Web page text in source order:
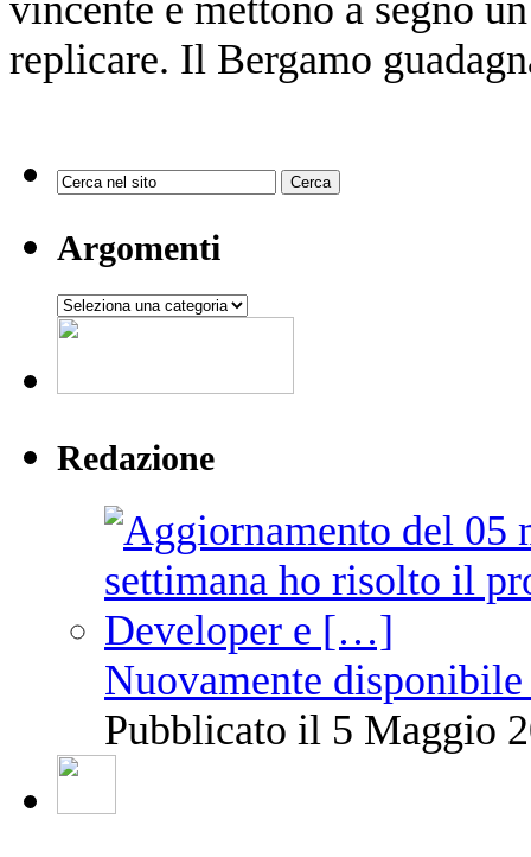
replicare. Il Bergamo
Argomenti
Argomenti
Redazione
Nuovamente
Pubblicato il 5 Maggio